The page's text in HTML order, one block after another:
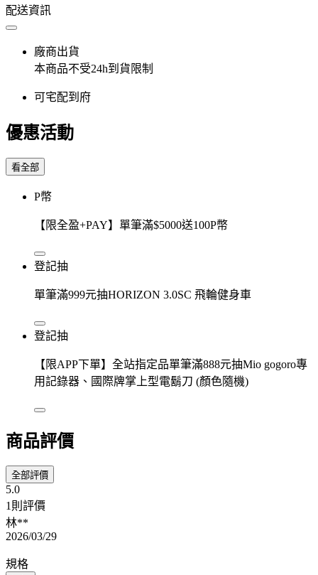
配送資訊
廠商出貨
本商品不受24h到貨限制
可宅配到府
優惠活動
看全部
P幣
【限全盈+PAY】單筆滿$5000送100P幣
登記抽
單筆滿999元抽HORIZON 3.0SC 飛輪健身車
登記抽
【限APP下單】全站指定品單筆滿888元抽Mio gogoro專
用記錄器、國際牌掌上型電鬍刀 (顏色隨機)
商品評價
全部評價
5.0
1則評價
林**
2026/03/29
規格